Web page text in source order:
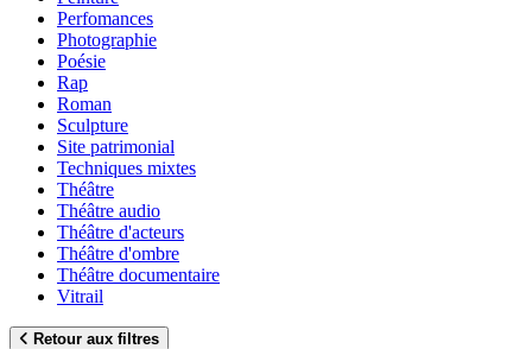
Perfomances
Photographie
Poésie
Rap
Roman
Sculpture
Site patrimonial
Techniques mixtes
Théâtre
Théâtre audio
Théâtre d'acteurs
Théâtre d'ombre
Théâtre documentaire
Vitrail
Retour aux filtres